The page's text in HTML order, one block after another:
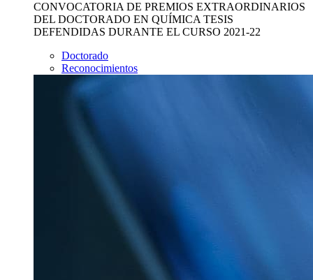
CONVOCATORIA DE PREMIOS EXTRAORDINARIOS
DEL DOCTORADO EN QUÍMICA TESIS
DEFENDIDAS DURANTE EL CURSO 2021-22
Doctorado
Reconocimientos